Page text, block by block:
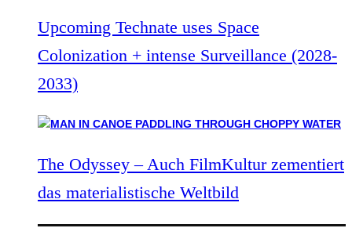
Upcoming Technate uses Space
Colonization + intense Surveillance (2028-
2033)
The Odyssey – Auch FilmKultur zementiert
das materialistische Weltbild